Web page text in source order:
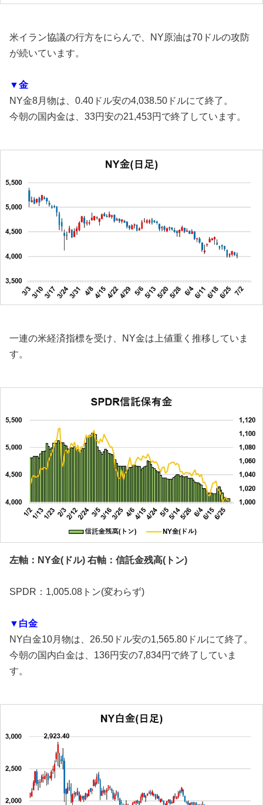
米イラン協議の行方をにらんで、NY原油は70ドルの攻防
が続いています。
▼金
NY金8月物は、0.40ドル安の4,038.50ドルにて終了。
今朝の国内金は、33円安の21,453円で終了しています。
一連の米経済指標を受け、NY金は上値重く推移していま
す。
左軸：NY金(ドル) 右軸：信託金残高(トン)
SPDR：1,005.08トン(変わらず)
▼白金
NY白金10月物は、26.50ドル安の1,565.80ドルにて終了。
今朝の国内白金は、136円安の7,834円で終了していま
す。